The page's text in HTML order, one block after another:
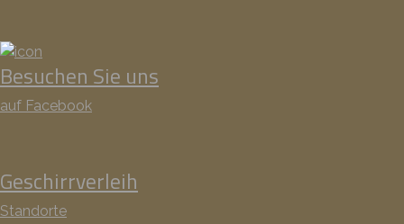
Besuchen Sie uns
auf Facebook
Geschirrverleih
Standorte